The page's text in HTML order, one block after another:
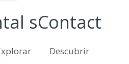
sContact
Descubrir